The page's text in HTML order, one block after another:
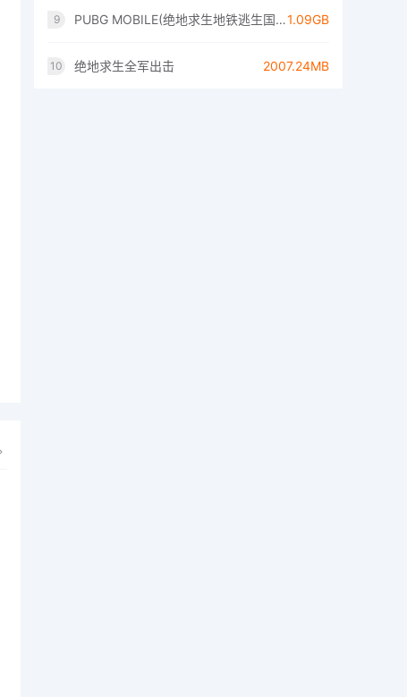
9 PUBG MOBILE(绝地求生地铁逃生国际服)1.09GB
10 绝地求生全军出击 2007.24MB